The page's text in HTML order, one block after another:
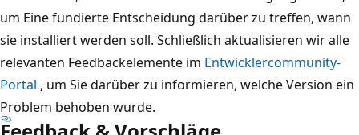
um Eine fundierte Entscheidung darüber zu treffen, wann
sie installiert werden soll. Schließlich aktualisieren wir alle
relevanten Feedbackelemente im Entwicklercommunity-
Portal , um Sie darüber zu informieren, welche Version ein
Problem behoben wurde.